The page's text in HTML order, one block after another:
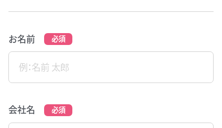
お名前
会社名